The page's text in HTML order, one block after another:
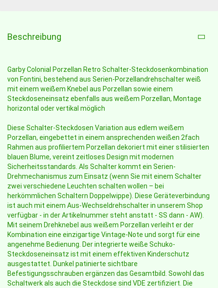
Beschreibung
Garby Colonial Porzellan Retro Schalter-Steckdosenkombination
von Fontini, bestehend aus Serien-Porzellandrehschalter weiß
mit einem weißem Knebel aus Porzellan sowie einem
Steckdoseneinsatz ebenfalls aus weißem Porzellan, Montage
horizontal oder vertikal möglich
Diese Schalter-Steckdosen Variation aus edlem weißem
Porzellan, eingebettet in einem ansprechenden weißen 2fach
Rahmen aus profiliertem Porzellan dekoriert mit einer stilisierten
blauen Blume, vereint zeitloses Design mit modernen
Sicherheitsstandards. Als Schalter kommt ein Serien-
Drehmechanismus zum Einsatz (wenn Sie mit einem Schalter
zwei verschiedene Leuchten schalten wollen – bei
herkömmlichen Schaltern Doppelwippe). Diese Geräteverbindung
ist auch mit einem Aus-Wechseldrehschalter in unserem Shop
verfügbar - in der Artikelnummer steht anstatt - SS dann - AW).
Mit seinem Drehknebel aus weißem Porzellan verleiht er der
Kombination eine einzigartige Vintage-Note und sorgt für eine
angenehme Bedienung. Der integrierte weiße Schuko-
Steckdoseneinsatz ist mit einem effektiven Kinderschutz
ausgestattet. Dunkel patinierte sichtbare
Befestigungsschrauben ergänzen das Gesamtbild. Sowohl das
Schaltwerk als auch die Steckdose sind VDE zertifiziert. Die